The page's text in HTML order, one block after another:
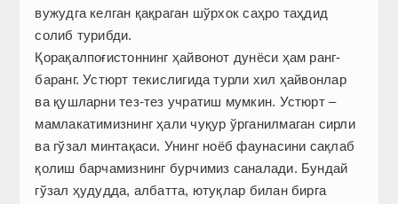
вужудга келган қақраган шўрхок саҳро таҳдид
солиб турибди.
Қорақалпоғистоннинг ҳайвонот дунёси ҳам ранг-
баранг. Устюрт текислигида турли хил ҳайвонлар
ва қушларни тез-тез учратиш мумкин. Устюрт –
мамлакатимизнинг ҳали чуқур ўрганилмаган сирли
ва гўзал минтақаси. Унинг ноёб фаунасини сақлаб
қолиш барчамизнинг бурчимиз саналади. Бундай
гўзал ҳудудда, албатта, ютуқлар билан бирга